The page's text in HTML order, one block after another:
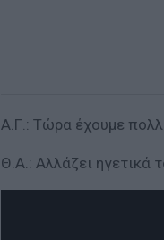
Α.Γ.: Τώρα έχουμε
Θ.Α.: Αλλάζει ηγετικά